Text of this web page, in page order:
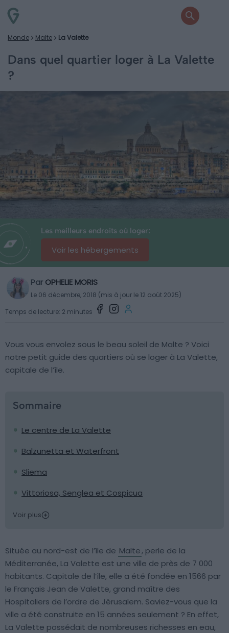
Monde Malte La Valette
Dans quel quartier loger à La Valette
?
Les meilleurs endroits où loger:
Voir les hébergements
Par OPHELIE MORIS
Le 06 décembre, 2018 (mis à jour le 12 août 2025)
Temps de lecture: 2 minutes
Vous vous envolez sous le beau soleil de Malte ? Voici
notre petit guide des quartiers où se loger à La Valette,
capitale de l’île.
Sommaire
Le centre de La Valette
Balzunetta et Waterfront
Sliema
Vittoriosa, Senglea et Cospicua
Voir plus
Située au nord-est de l’île de Malte, perle de la
Méditerranée, La Valette est une ville de près de 7 000
habitants. Capitale de l’île, elle a été fondée en 1566 par
le Français Jean de Valette, grand maître des
Hospitaliers de l’ordre de Jérusalem. Saviez-vous que la
ville a été construite en 15 années seulement ? En effet,
La Valette possédait de nombreuses richesses en eau,